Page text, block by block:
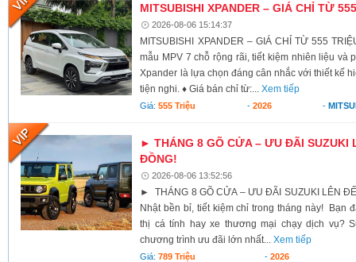
MITSUBISHI XPANDER – GIÁ CHỈ TỪ
2026-08-06 15:14:37
MITSUBISHI XPANDER – GIÁ CHỈ TỪ 555
mẫu MPV 7 chỗ rộng rãi, tiết kiệm nhiên liệu và
Xpander là lựa chọn đáng cân nhắc với thiết kế
tiện nghi. ♦ Giá bán chỉ từ:...Xem tiếp
Giá:555 Triệu - 2026 -
► THÁNG 8 GÕ CỬA – ƯU ĐÃI SUZUKI
ĐỒNG!
2026-08-06 13:52:56
► THÁNG 8 GÕ CỬA – ƯU ĐÃI SUZUKI LÊN
Nhật bền bỉ, tiết kiệm chỉ trong tháng này! Bạn
thị cá tính hay xe thương mại chạy dịch vụ?
chương trình ưu đãi lớn nhất...Xem tiếp
Giá:789 Triệu - 2026